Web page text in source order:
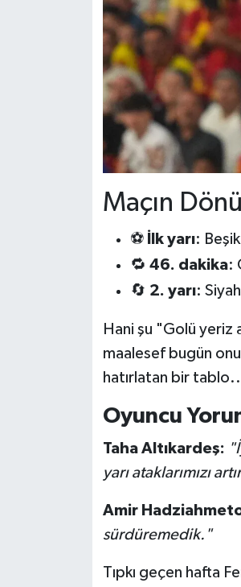
Maçın
⚽ İlk yarı:
🔁 46. dakika:
🔄 2. yarı:
Hani şu "Golü yeriz
maalesef bugün
hatırlatan bir
Oyuncu
Taha Altıkardeş:
yarı ataklarımızı
Amir
sürdüremedik."
Tıpkı geçen hafta